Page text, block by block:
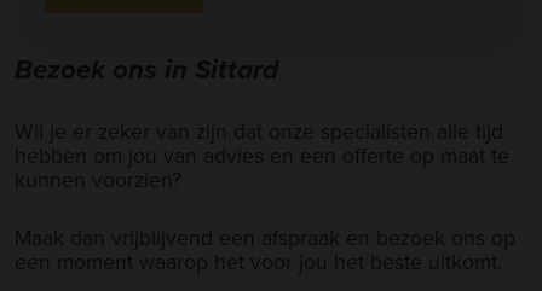
Bezoek ons in Sittard
Wil je er zeker van zijn dat onze specialisten alle tijd
hebben om jou van advies en een offerte op maat te
kunnen voorzien?
Maak dan vrijblijvend een afspraak en bezoek ons op
een moment waarop het voor jou het beste uitkomt.